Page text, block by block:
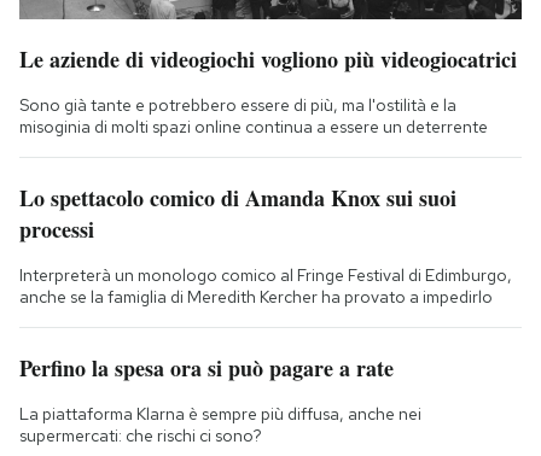
Le aziende di videogiochi vogliono più videogiocatrici
Sono già tante e potrebbero essere di più, ma l'ostilità e la
misoginia di molti spazi online continua a essere un deterrente
Lo spettacolo comico di Amanda Knox sui suoi
processi
Interpreterà un monologo comico al Fringe Festival di Edimburgo,
anche se la famiglia di Meredith Kercher ha provato a impedirlo
Perfino la spesa ora si può pagare a rate
La piattaforma Klarna è sempre più diffusa, anche nei
supermercati: che rischi ci sono?